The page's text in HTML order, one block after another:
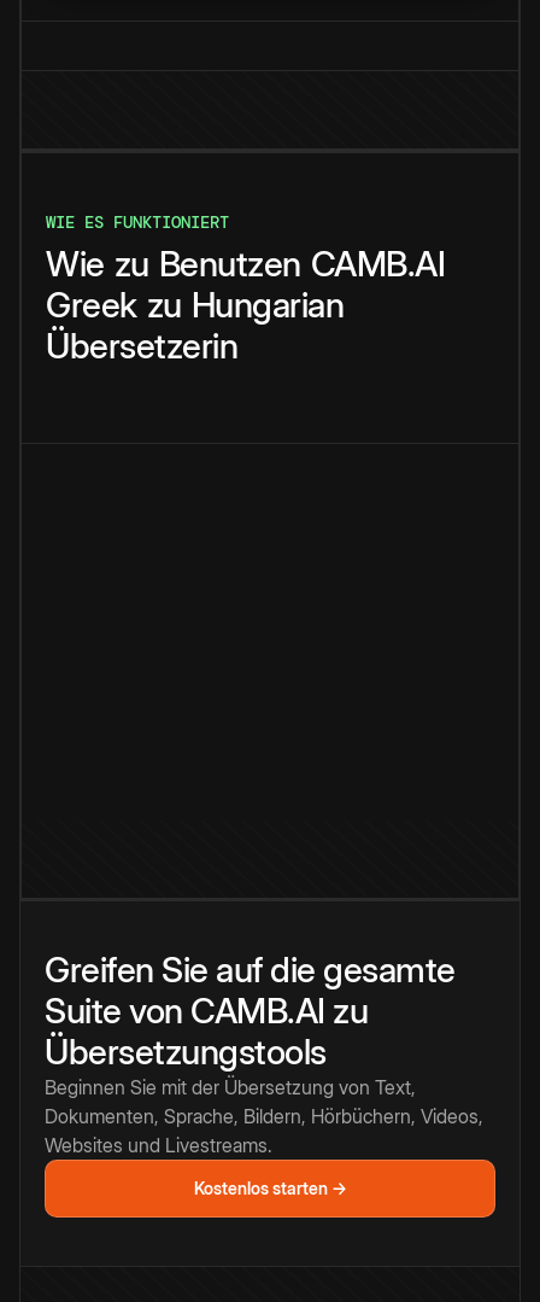
WIE ES FUNKTIONIERT
Wie zu Benutzen CAMB.AI
Greek zu Hungarian
Übersetzerin
Greifen Sie auf die gesamte
Suite von CAMB.AI zu
Übersetzungstools
Beginnen Sie mit der Übersetzung von Text,
Dokumenten, Sprache, Bildern, Hörbüchern, Videos,
Websites und Livestreams.
Kostenlos starten →